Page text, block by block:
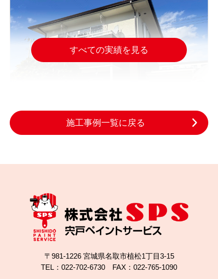
すべての実績を見る
施工事例一覧に戻る
〒981-1226 宮城県名取市植松1丁目3-15
TEL：022-702-6730 FAX：022-765-1090